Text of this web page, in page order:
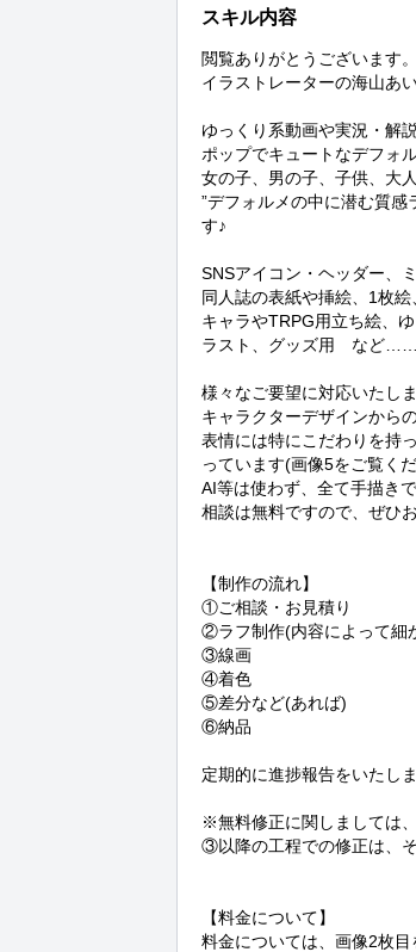
スキル内容
閲覧ありがとうございます。
イラストレーターの海山あ
ゆっくり系動画や実況・解
ポップでキュートなデフォ
女の子、男の子、子供、大
”デフォルメの中に潜む質感
す♪
SNSアイコン・ヘッダー、
同人誌の表紙や挿絵、1枚
キャラやTRPG用立ち絵、
ラスト、グッズ用　など……
様々なご要望に対応いたしま
キャラクターデザインから
表情には特にこだわりを持
っています(画像5をご覧くだ
AI等は使わず、全て手描き
相談は無料ですので、ぜひ
【制作の流れ】
①ご相談・お見積り
②ラフ制作(内容によって細
③線画
④着色
⑤差分など(あれば)
⑥納品
定期的に進捗報告をいたし
※無料修正に関しましては
③以降の工程での修正は、
【料金について】
料金については、画像2枚目